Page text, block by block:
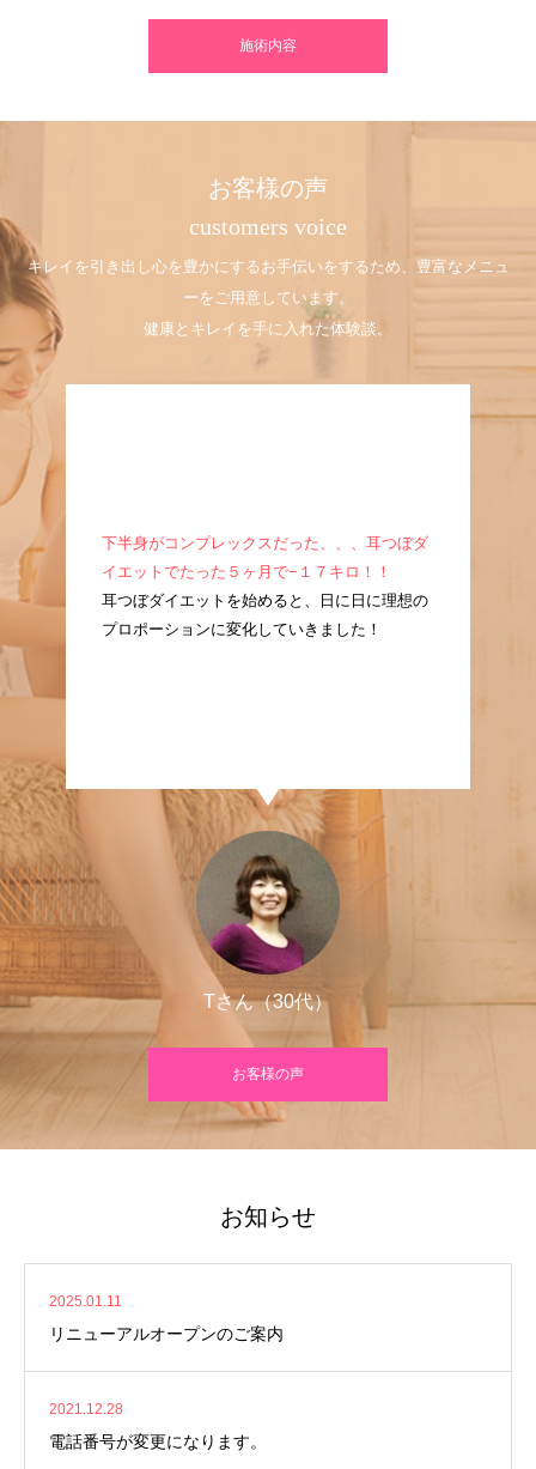
施術内容
お客様の声
customers voice
キレイを引き出し心を豊かにするお手伝いをするため、豊富なメニュ
ーをご用意しています。
健康とキレイを手に入れた体験談。
つ
痩
下半身がコンプレックスだった、、、耳つぼダ
イエットでたった５ヶ月で−１７キロ！！
耳つぼダイエットを始めると、日に日に理想の
プロポーションに変化していきました！
Tさん（30代）
お客様の声
お知らせ
2025.01.11
リニューアルオープンのご案内
2021.12.28
電話番号が変更になります。